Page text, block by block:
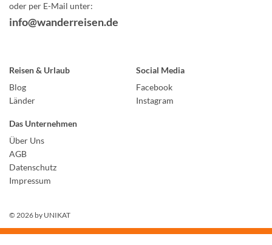
oder per E-Mail unter:
info@wanderreisen.de
Reisen & Urlaub
Blog
Länder
Social Media
Facebook
Instagram
Das Unternehmen
Über Uns
AGB
Datenschutz
Impressum
© 2026 by UNIKAT